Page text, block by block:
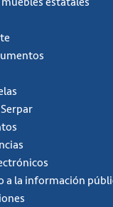
a la información